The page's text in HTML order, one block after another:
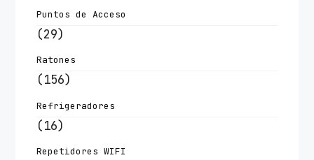
Puntos de Acceso
(29)
Ratones
(156)
Refrigeradores
(16)
Repetidores WIFI